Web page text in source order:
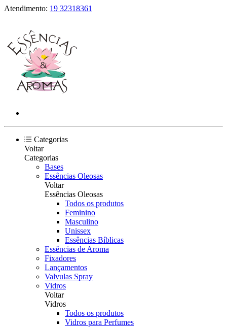
Atendimento: 19 32318361
Categorias
Voltar
Categorias
Bases
Essências Oleosas
Voltar
Essências Oleosas
Todos os produtos
Feminino
Masculino
Unissex
Essências Bíblicas
Essências de Aroma
Fixadores
Lançamentos
Valvulas Spray
Vidros
Voltar
Vidros
Todos os produtos
Vidros para Perfumes